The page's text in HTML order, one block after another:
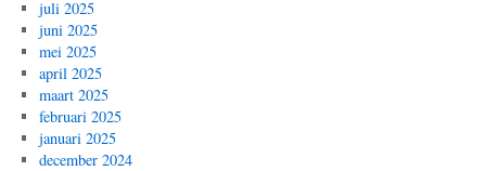
juli 2025
juni 2025
mei 2025
april 2025
maart 2025
februari 2025
januari 2025
december 2024